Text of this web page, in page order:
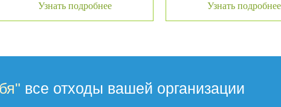
Узнать подробнее Узнать подробнее
все отходы вашей организации